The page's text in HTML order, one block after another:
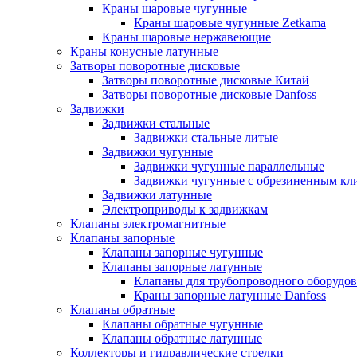
Краны шаровые чугунные
Краны шаровые чугунные Zetkama
Краны шаровые нержавеющие
Краны конусные латунные
Затворы поворотные дисковые
Затворы поворотные дисковые Китай
Затворы поворотные дисковые Danfoss
Задвижки
Задвижки стальные
Задвижки стальные литые
Задвижки чугунные
Задвижки чугунные параллельные
Задвижки чугунные с обрезиненным
Задвижки латунные
Электроприводы к задвижкам
Клапаны электромагнитные
Клапаны запорные
Клапаны запорные чугунные
Клапаны запорные латунные
Клапаны для трубопроводного
Краны запорные латунные Danfoss
Клапаны обратные
Клапаны обратные чугунные
Клапаны обратные латунные
Коллекторы и гидравлические стрелки